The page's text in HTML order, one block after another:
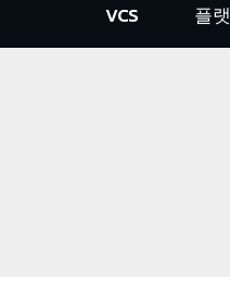
플
VCS